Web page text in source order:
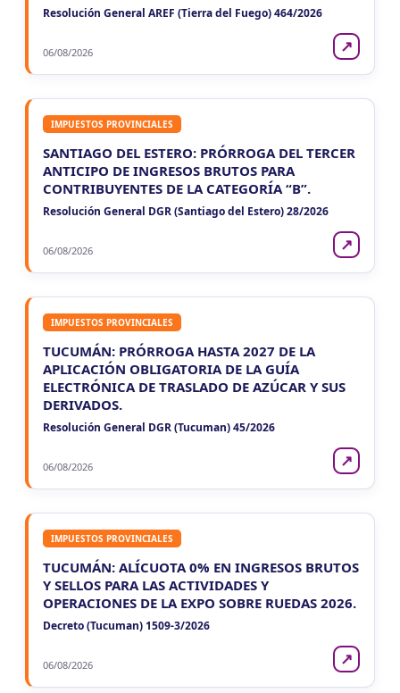
Resolución General AREF (Tierra del Fuego) 464/2026
06/08/2026 ↗
IMPUESTOS PROVINCIALES
SANTIAGO DEL ESTERO: PRÓRROGA DEL TERCER
ANTICIPO DE INGRESOS BRUTOS PARA
CONTRIBUYENTES DE LA CATEGORÍA “B”.
Resolución General DGR (Santiago del Estero) 28/2026
06/08/2026 ↗
IMPUESTOS PROVINCIALES
TUCUMÁN: PRÓRROGA HASTA 2027 DE LA
APLICACIÓN OBLIGATORIA DE LA GUÍA
ELECTRÓNICA DE TRASLADO DE AZÚCAR Y SUS
DERIVADOS.
Resolución General DGR (Tucuman) 45/2026
06/08/2026 ↗
IMPUESTOS PROVINCIALES
TUCUMÁN: ALÍCUOTA 0% EN INGRESOS BRUTOS
Y SELLOS PARA LAS ACTIVIDADES Y
OPERACIONES DE LA EXPO SOBRE RUEDAS 2026.
Decreto (Tucuman) 1509-3/2026
06/08/2026 ↗